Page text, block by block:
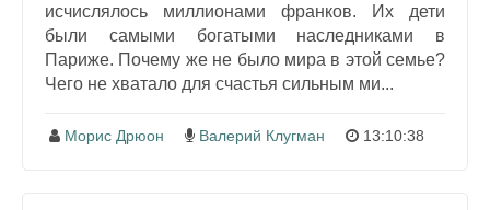
исчислялось миллионами франков. Их дети
были самыми богатыми наследниками в
Париже. Почему же не было мира в этой семье?
Чего не хватало для счастья сильным ми...
Морис Дрюон Валерий Клугман 13:10:38